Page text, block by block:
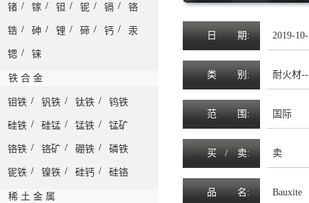
锗 / 镓 / 钽 / 铌 / 镉 / 铬
锆 / 砷 / 锂 / 碲 / 钙 / 汞
锶 / 铼
铁 合 金
钼铁 / 钒铁 / 钛铁 / 钨铁
硅铁 / 硅锰 / 锰铁 / 锰矿
铬铁 / 铬矿 / 硼铁 / 磷铁
铌铁 / 镍铁 / 硅钙 / 硅铬
稀 土 金 属
日 期: 2019-
类 别: 耐火材
范 围 : 国际
买 / 卖: 卖
品 名 : Bauxite